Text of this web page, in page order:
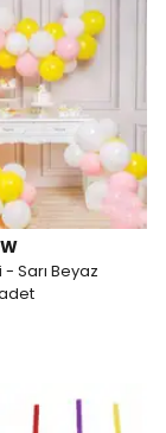
Sarı Beyaz